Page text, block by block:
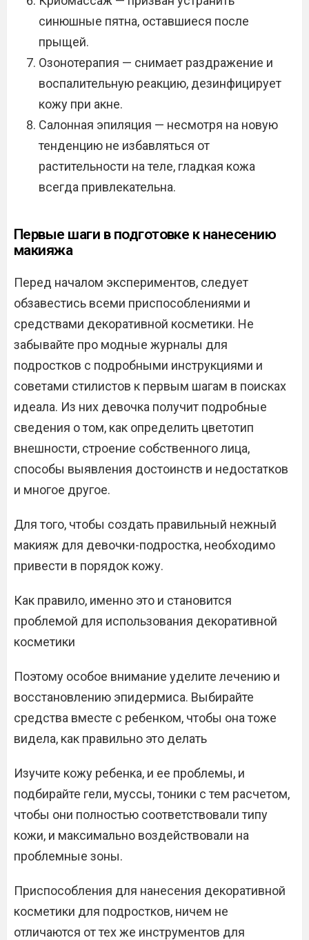
синюшные пятна, оставшиеся после
прыщей.
Озонотерапия — снимает раздражение и
воспалительную реакцию, дезинфицирует
кожу при акне.
Салонная эпиляция — несмотря на новую
тенденцию не избавляться от
растительности на теле, гладкая кожа
всегда привлекательна.
Первые шаги в подготовке к нанесению
макияжа
Перед началом экспериментов, следует
обзавестись всеми приспособлениями и
средствами декоративной косметики. Не
забывайте про модные журналы для
подростков с подробными инструкциями и
советами стилистов к первым шагам в поисках
идеала. Из них девочка получит подробные
сведения о том, как определить цветотип
внешности, строение собственного лица,
способы выявления достоинств и недостатков
и многое другое.
Для того, чтобы создать правильный нежный
макияж для девочки-подростка, необходимо
привести в порядок кожу.
Как правило, именно это и становится
проблемой для использования декоративной
косметики
Поэтому особое внимание уделите лечению и
восстановлению эпидермиса. Выбирайте
средства вместе с ребенком, чтобы она тоже
видела, как правильно это делать
Изучите кожу ребенка, и ее проблемы, и
подбирайте гели, муссы, тоники с тем расчетом,
чтобы они полностью соответствовали типу
кожи, и максимально воздействовали на
проблемные зоны.
Приспособления для нанесения декоративной
косметики для подростков, ничем не
отличаются от тех же инструментов для